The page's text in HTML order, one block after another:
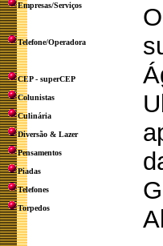
Empresas/Serviços
Telefone/Operadora
CEP - superCEP
Colunistas
Culinária
Diversão & Lazer
Pensamentos
Piadas
Telefones
Torpedos